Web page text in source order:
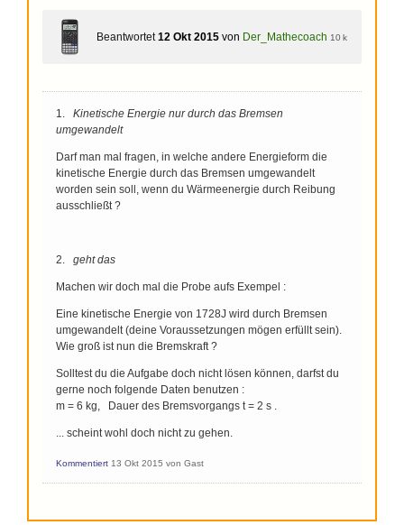
Beantwortet 12 Okt 2015 von Der_Mathecoach 10 k
1. Kinetische Energie nur durch das Bremsen
umgewandelt
Darf man mal fragen, in welche andere Energieform die
kinetische Energie durch das Bremsen umgewandelt
worden sein soll, wenn du Wärmeenergie durch Reibung
ausschließt ?
2. geht das
Machen wir doch mal die Probe aufs Exempel :
Eine kinetische Energie von 1728J wird durch Bremsen
umgewandelt (deine Voraussetzungen mögen erfüllt sein).
Wie groß ist nun die Bremskraft ?
Solltest du die Aufgabe doch nicht lösen können, darfst du
gerne noch folgende Daten benutzen :
m = 6 kg, Dauer des Bremsvorgangs t = 2 s .
... scheint wohl doch nicht zu gehen.
Kommentiert 13 Okt 2015 von Gast